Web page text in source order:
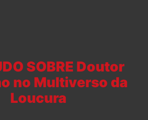
SOBRE Doutor
no Multiverso da
Loucura